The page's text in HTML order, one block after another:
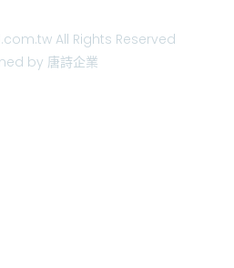
All Rights Reserved
by 唐詩企業